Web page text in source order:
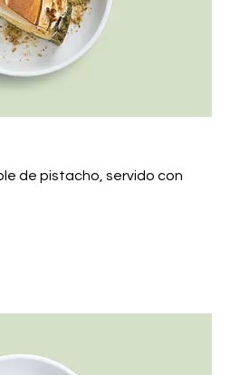
de pistacho, servido con